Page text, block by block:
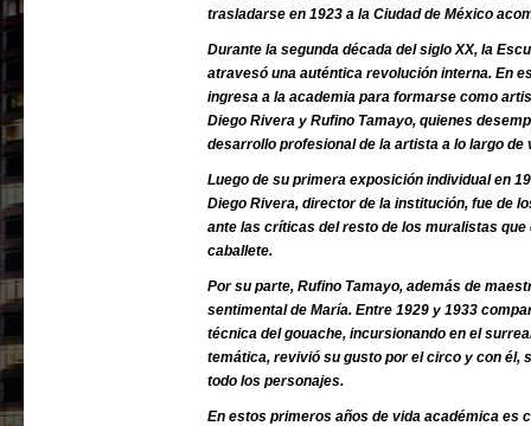
trasladarse en 1923 a la Ciudad de México
Durante la segunda década del siglo XX, la
atravesó una auténtica revolución interna. En
ingresa a la academia para formarse como
Diego Rivera y Rufino Tamayo, quienes
desarrollo profesional de la artista a lo largo de
Luego de su primera exposición individual en
Diego Rivera, director de la institución, fue de
ante las críticas del resto de los muralistas que
caballete.
Por su parte, Rufino Tamayo, además de
sentimental de María. Entre 1929 y 1933
técnica del gouache, incursionando en el
temática, revivió su gusto por el circo y con él,
todo los personajes.
En estos primeros años de vida académica es